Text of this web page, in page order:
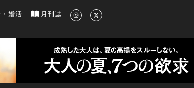
、洗練されたライフスタイル情報
婚活 月刊誌